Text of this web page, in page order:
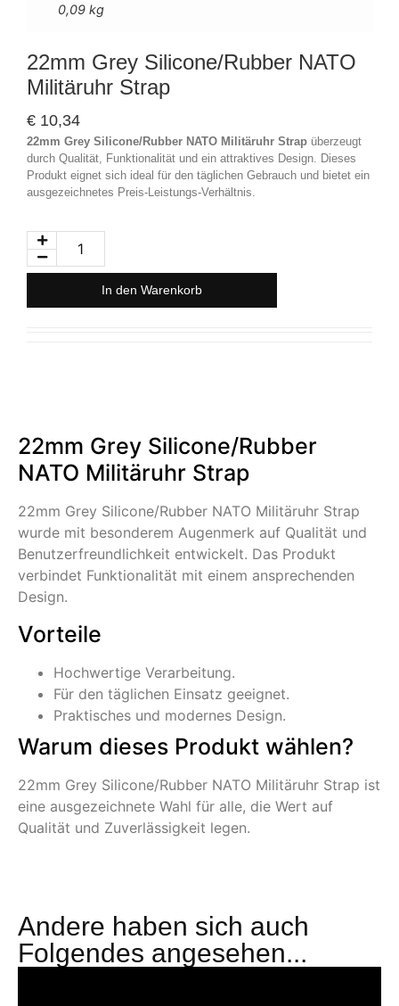
0,09 kg
22mm Grey Silicone/Rubber NATO
Militäruhr Strap
€ 10,34
22mm Grey Silicone/Rubber NATO Militäruhr Strap überzeugt
durch Qualität, Funktionalität und ein attraktives Design. Dieses
Produkt eignet sich ideal für den täglichen Gebrauch und bietet ein
ausgezeichnetes Preis-Leistungs-Verhältnis.
In den Warenkorb
22mm Grey Silicone/Rubber
NATO Militäruhr Strap
22mm Grey Silicone/Rubber NATO Militäruhr Strap
wurde mit besonderem Augenmerk auf Qualität und
Benutzerfreundlichkeit entwickelt. Das Produkt
verbindet Funktionalität mit einem ansprechenden
Design.
Vorteile
Hochwertige Verarbeitung.
Für den täglichen Einsatz geeignet.
Praktisches und modernes Design.
Warum dieses Produkt wählen?
22mm Grey Silicone/Rubber NATO Militäruhr Strap ist
eine ausgezeichnete Wahl für alle, die Wert auf
Qualität und Zuverlässigkeit legen.
Andere haben sich auch
Folgendes angesehen...